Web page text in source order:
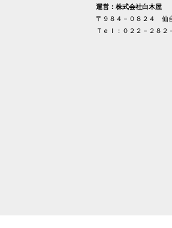
運営：株式会社白木屋
〒９８４－０８２４ 仙
Ｔｅｌ：０２２－２８